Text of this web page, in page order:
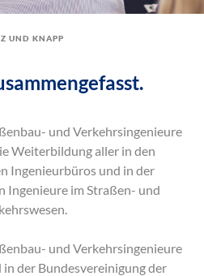
und knapp
und Verkehrsingenieure
Weiterbildung aller in den
Ingenieurbüros und in der
Ingenieure im Straßen- und
und Verkehrsingenieure
der Bundesvereinigung der